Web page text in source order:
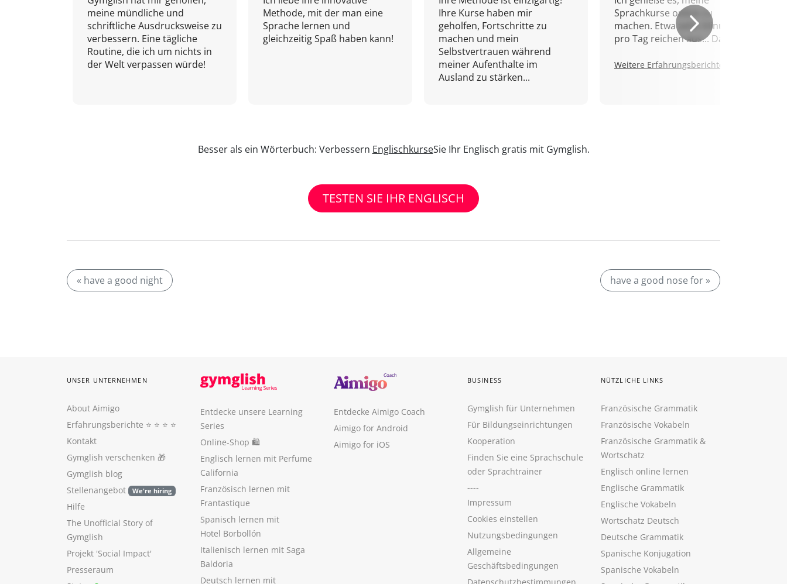
meine mündliche und
schriftliche Ausdrucksweise zu
verbessern. Eine tägliche
Routine, die ich um nichts in
der Welt verpassen würde!
Methode, mit der man eine
Sprache lernen und
gleichzeitig Spaß haben kann!
Ihre Kurse haben mir
geholfen, Fortschritte zu
machen und mein
Selbstvertrauen während
meiner Aufenthalte im
Ausland zu stärken...
Sprachkurse online zu
machen. Etwa zehn Minuten
pro Tag reichen aus... Danke!
Weitere Erfahrungsberichte.
Besser als ein Wörterbuch: Verbessern EnglischkurseSie Ihr Englisch gratis mit Gymglish.
TESTEN SIE IHR ENGLISCH
« have a good night have a good nose for »
UNSER UNTERNEHMEN
About Aimigo
Erfahrungsberichte ⭐️ ⭐️ ⭐️ ⭐️
Kontakt
Gymglish verschenken 🎁
Gymglish blog
Stellenangebot
We're hiring
Hilfe
The Unofficial Story of
Gymglish
Projekt 'Social Impact'
Presseraum
Entdecke unsere Learning
Series
Online-Shop 🛍
Englisch lernen mit Perfume
California
Französisch lernen mit
Frantastique
Spanisch lernen mit
Hotel Borbollón
Italienisch lernen mit Saga
Baldoria
Deutsch lernen mit
Entdecke Aimigo Coach
Aimigo for Android
Aimigo for iOS
BUSINESS
Gymglish für Unternehmen
Für Bildungseinrichtungen
Kooperation
Finden Sie eine Sprachschule
oder Sprachtrainer
----
Impressum
Cookies einstellen
Nutzungsbedingungen
Allgemeine
Geschäftsbedingungen
NÜTZLICHE LINKS
Französische Grammatik
Französische Vokabeln
Französische Grammatik &
Wortschatz
Englisch online lernen
Englische Grammatik
Englische Vokabeln
Wortschatz Deutsch
Deutsche Grammatik
Spanische Konjugation
Spanische Vokabeln